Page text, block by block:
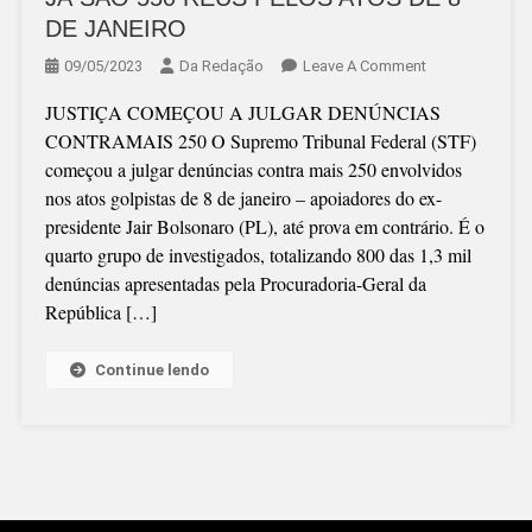
DE JANEIRO
09/05/2023 Da Redação Leave A CommentOn
SÃO
550
RÉUS
PELOS
ATOS
DE
8
JUSTIÇA COMEÇOU A JULGAR DENÚNCIAS
CONTRAMAIS 250 O Supremo Tribunal Federal (STF)
começou a julgar denúncias contra mais 250 envolvidos
nos atos golpistas de 8 de janeiro – apoiadores do ex-
presidente Jair Bolsonaro (PL), até prova em contrário. É o
quarto grupo de investigados, totalizando 800 das 1,3 mil
denúncias apresentadas pela Procuradoria-Geral da
República […]
Continue lendo